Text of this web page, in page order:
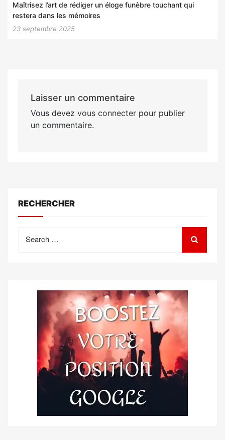
Maîtrisez l’art de rédiger un éloge funèbre touchant qui
restera dans les mémoires
23 septembre 2025
Laisser un commentaire
Vous devez vous connecterpour publier
un commentaire.
RECHERCHER
for: